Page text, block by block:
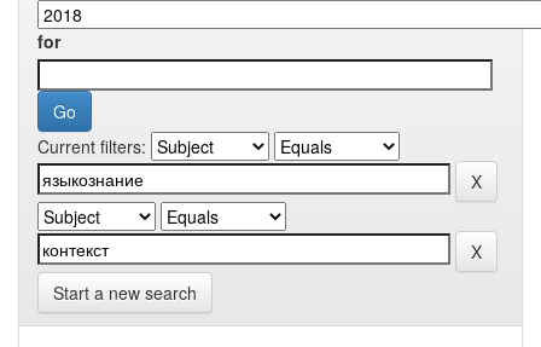
for
Current filters:
Start a new search